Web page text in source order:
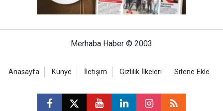
Merhaba Haber © 2003
Anasayfa Künye İletişim Gizlilik İlkeleri Sitene Ekle